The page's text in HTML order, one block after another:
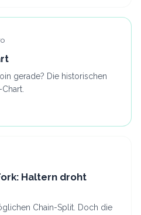
gerade? Die historischen
Haltern droht
Chain-Split. Doch die